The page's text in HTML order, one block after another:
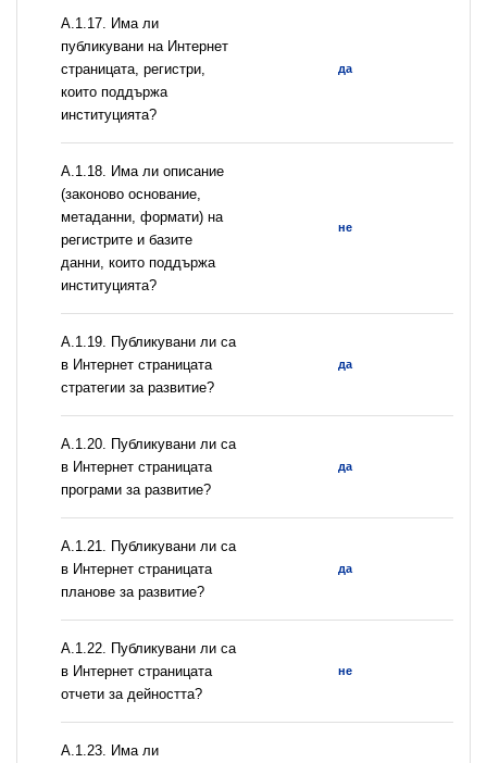
А.1.17. Има ли
публикувани на Интернет
страницата, регистри,
които поддържа
институцията?
да
А.1.18. Има ли описание
(законово основание,
метаданни, формати) на
регистрите и базите
данни, които поддържа
институцията?
не
А.1.19. Публикувани ли са
в Интернет страницата
стратегии за развитие?
да
А.1.20. Публикувани ли са
в Интернет страницата
програми за развитие?
да
А.1.21. Публикувани ли са
в Интернет страницата
планове за развитие?
да
А.1.22. Публикувани ли са
в Интернет страницата
отчети за дейността?
не
А.1.23. Има ли